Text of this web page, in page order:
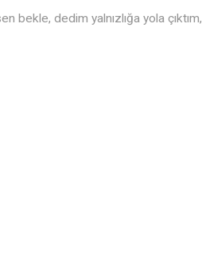
bekle, dedim yalnızlığa yola çıktım,